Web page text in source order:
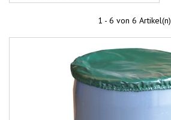
1 - 6 von 6 Artikel(n)